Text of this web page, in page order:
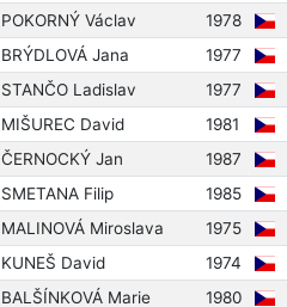
POKORNÝ Václav 1978
BRÝDLOVÁ Jana 1977
STANČO Ladislav 1977
MIŠUREC David 1981
ČERNOCKÝ Jan 1987
SMETANA Filip 1985
MALINOVÁ Miroslava 1975
KUNEŠ David 1974
BALŠÍNKOVÁ Marie 1980